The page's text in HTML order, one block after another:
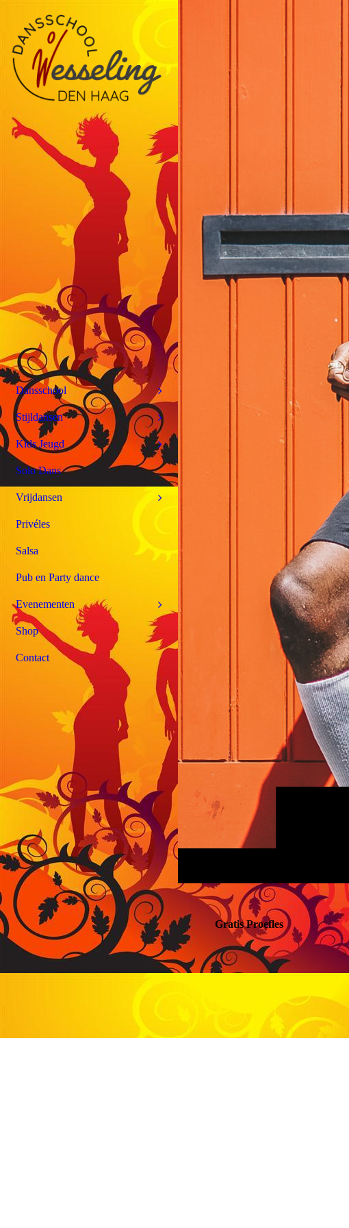
Gratis Proefles
Dansschool
Stijldansen
Kids Jeugd
Solo Dans
Vrijdansen
Privéles
Salsa
Pub en Party dance
Evenementen
Shop
Contact